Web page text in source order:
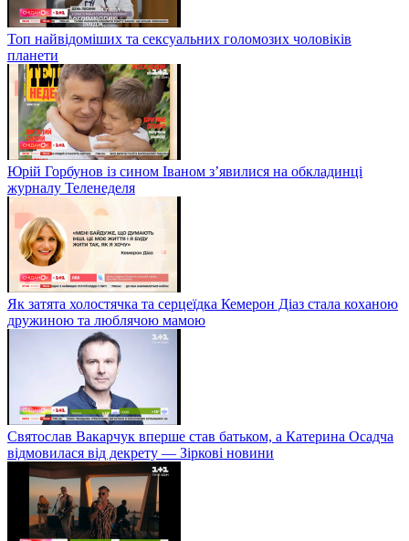
Топ найвідоміших та сексуальних голомозих чоловіків
планети
Юрій Горбунов із сином Іваном з’явилися на обкладинці
журналу Теленеделя
Як затята холостячка та серцеїдка Кемерон Діаз стала коханою
дружиною та люблячою мамою
Святослав Вакарчук вперше став батьком, а Катерина Осадча
відмовилася від декрету — Зіркові новини